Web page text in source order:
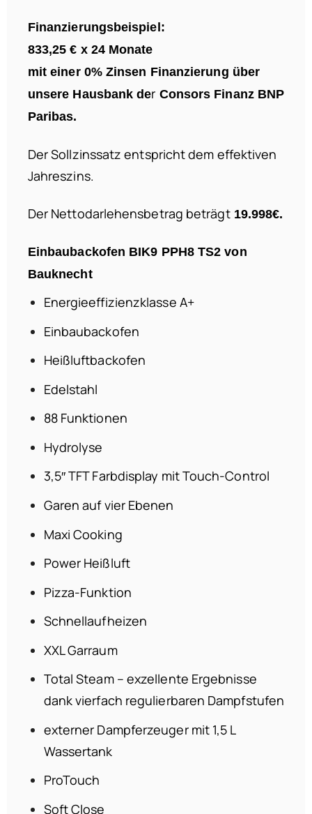
Finanzierungsbeispiel:
833,25 € x 24 Monate
mit einer 0% Zinsen Finanzierung über
unsere Hausbank der Consors Finanz BNP
Paribas.
Der Sollzinssatz entspricht dem effektiven
Jahreszins.
Der Nettodarlehensbetrag beträgt19.998€.
Einbaubackofen BIK9 PPH8 TS2 von
Bauknecht
Energieeffizienzklasse A+
Einbaubackofen
Heißluftbackofen
Edelstahl
88 Funktionen
Hydrolyse
3,5″ TFT Farbdisplay mit Touch-Control
Garen auf vier Ebenen
Maxi Cooking
Power Heißluft
Pizza-Funktion
Schnellaufheizen
XXL Garraum
Total Steam – exzellente Ergebnisse
dank vierfach regulierbaren Dampfstufen
externer Dampferzeuger mit 1,5 L
Wassertank
ProTouch
Soft Close